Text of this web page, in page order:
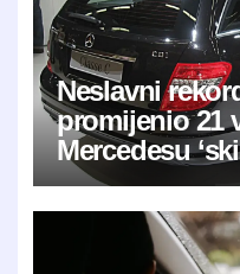
Neslavni
promijenio 21
Mercedesu
kilometara